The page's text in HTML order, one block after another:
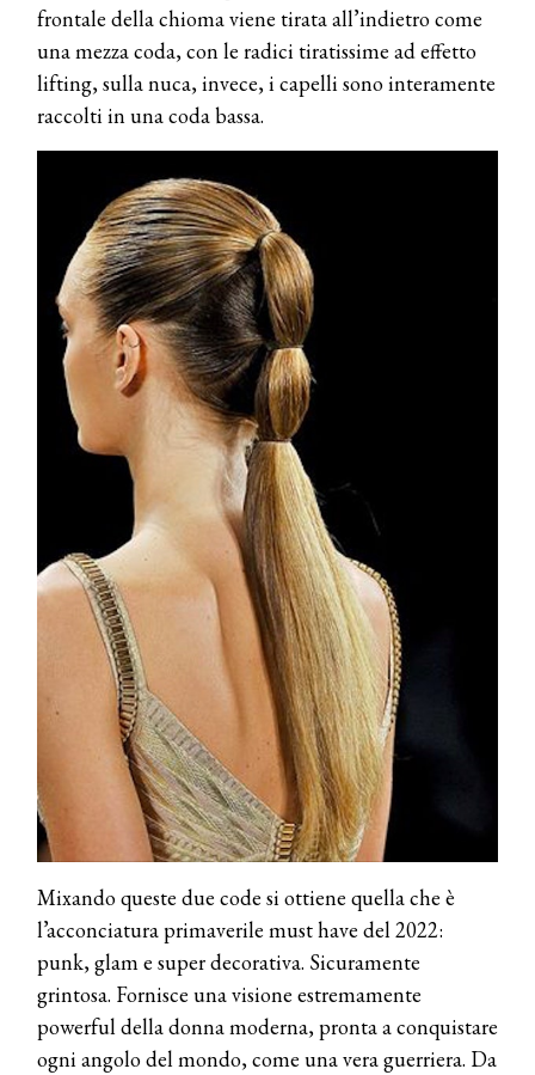
frontale della chioma viene tirata all’indietro come
una mezza coda, con le radici tiratissime ad effetto
lifting, sulla nuca, invece, i capelli sono interamente
raccolti in una coda bassa.
Mixando queste due code si ottiene quella che è
l’acconciatura primaverile must have del 2022:
punk, glam e super decorativa. Sicuramente
grintosa. Fornisce una visione estremamente
powerful della donna moderna, pronta a conquistare
ogni angolo del mondo, come una vera guerriera. Da